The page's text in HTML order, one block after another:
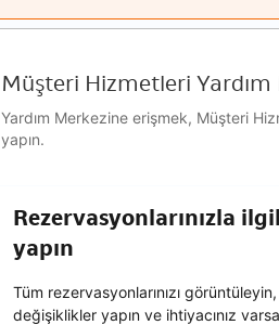
Müşteri Hizmetleri Yardım
Yardım Merkezine erişmek, Müşteri
yapın.
Rezervasyonlarınızla
yapın
Tüm rezervasyonlarınızı görüntüleyin,
değişiklikler yapın ve ihtiyacınız varsa